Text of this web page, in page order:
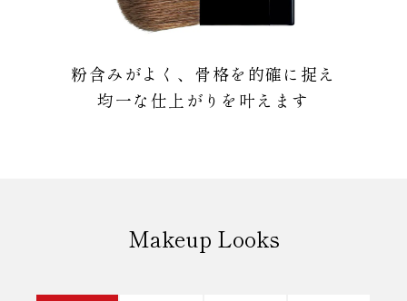
粉含みがよく、骨格を的確に捉え
均一な仕上がりを叶えます
Makeup Looks